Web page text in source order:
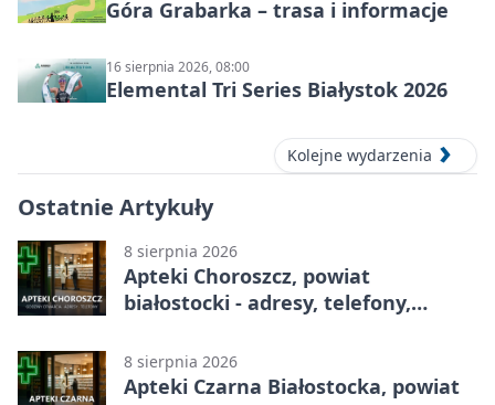
Góra Grabarka – trasa i informacje
16 sierpnia 2026, 08:00
Elemental Tri Series Białystok 2026
Kolejne wydarzenia
Ostatnie Artykuły
8 sierpnia 2026
Apteki Choroszcz, powiat
białostocki - adresy, telefony,
8 sierpnia 2026
Apteki Czarna Białostocka, powiat